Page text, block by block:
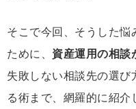
そこで今回、そうした悩
ために、 資産運用の相談
失敗しない相談先の選び
る術まで、網羅的に紹介